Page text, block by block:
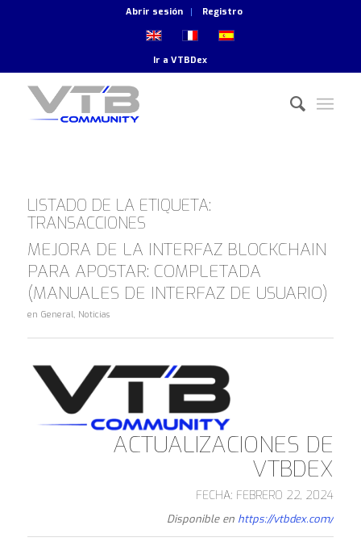
Abrir sesión Registro
Ir aVTBDex
LISTADO DE LA ETIQUETA:
TRANSACCIONES
MEJORA DE LA INTERFAZ BLOCKCHAIN
PARA APOSTAR: COMPLETADA
(MANUALES DE INTERFAZ DE USUARIO)
en General, Noticias
ACTUALIZACIONES DE
VTBDEX
FECHA: FEBRERO 22, 2024
Disponible en https://vtbdex.com/